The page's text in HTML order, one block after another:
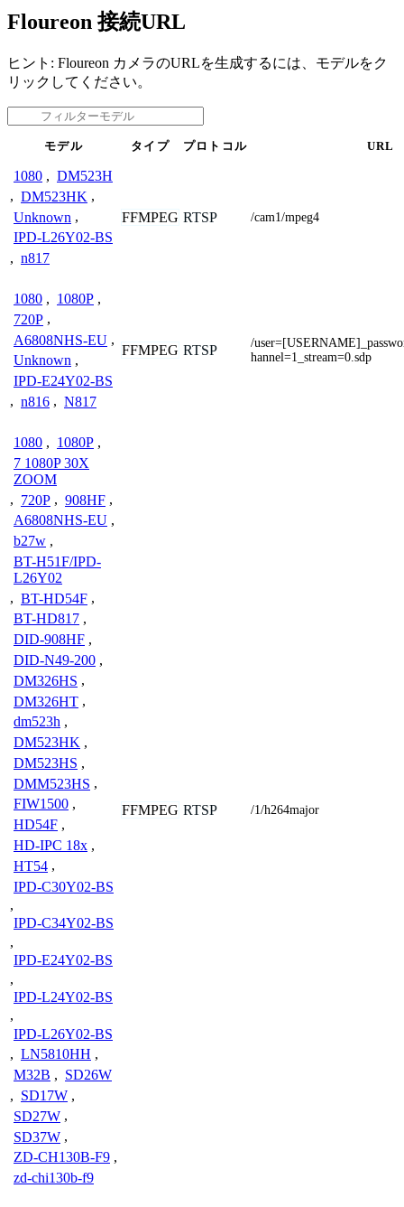
Floureon 接続URL
ヒント: Floureon カメラのURLを生成するには、モデルをク
リックしてください。
モデル タイプ プロトコル URL
1080 , DM523H
, DM523HK ,
Unknown ,
IPD-L26Y02-BS
, n817
FFMPEG RTSP /cam1/mpeg4
1080 , 1080P ,
720P ,
A6808NHS-EU ,
Unknown ,
IPD-E24Y02-BS
, n816 , N817
FFMPEG RTSP
/
hannel=1_stream=0.sdp
1080 , 1080P ,
7 1080P 30X
ZOOM
, 720P , 908HF ,
A6808NHS-EU ,
b27w ,
BT-H51F/IPD-
L26Y02
, BT-HD54F ,
BT-HD817 ,
DID-908HF ,
DID-N49-200 ,
DM326HS ,
DM326HT ,
dm523h ,
DM523HK ,
DM523HS ,
DMM523HS ,
FIW1500 ,
HD54F ,
HD-IPC 18x ,
HT54 ,
IPD-C30Y02-BS
,
IPD-C34Y02-BS
,
IPD-E24Y02-BS
,
IPD-L24Y02-BS
,
IPD-L26Y02-BS
, LN5810HH ,
M32B , SD26W
, SD17W ,
SD27W ,
SD37W ,
ZD-CH130B-F9 ,
zd-chi130b-f9
FFMPEG RTSP /1/h264major